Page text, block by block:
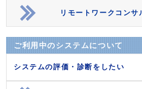
リモートワークコンサ
ご利用中のシステムについて
システムの評価・診断をしたい